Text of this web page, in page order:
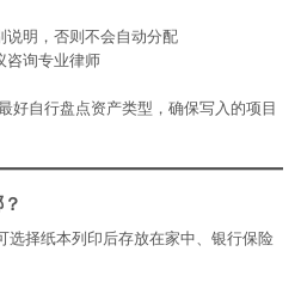
说明，否则不会自动分配
咨询专业律师
好自行盘点资产类型，确保写入的项目
择纸本列印后存放在家中、银行保险